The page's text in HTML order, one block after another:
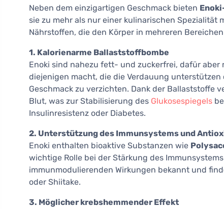
Neben dem einzigartigen Geschmack bieten
sie zu mehr als nur einer kulinarischen Spezialität
Nährstoffen, die den Körper in mehreren
1. Kalorienarme Ballaststoffbombe
Enoki sind nahezu fett- und zuckerfrei, dafür aber
diejenigen macht, die die Verdauung
Geschmack zu verzichten. Dank der Ballaststoffe
Blut, was zur Stabilisierung des Glukosespiegels
Insulinresistenz oder Diabetes.
2. Unterstützung des Immunsystems und
Enoki enthalten bioaktive Substanzen wie
wichtige Rolle bei der Stärkung des
immunmodulierenden Wirkungen bekannt und
oder Shiitake.
3. Möglicher krebshemmender Effekt